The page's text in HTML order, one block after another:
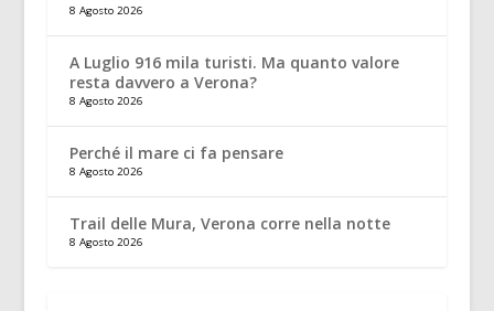
8 Agosto 2026
A Luglio 916 mila turisti. Ma quanto valore
resta davvero a Verona?
8 Agosto 2026
Perché il mare ci fa pensare
8 Agosto 2026
Trail delle Mura, Verona corre nella notte
8 Agosto 2026